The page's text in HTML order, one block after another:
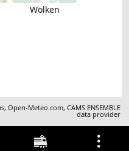
Wolken
,Open-Meteo.com,CAMS ENSEMBLE
data provider